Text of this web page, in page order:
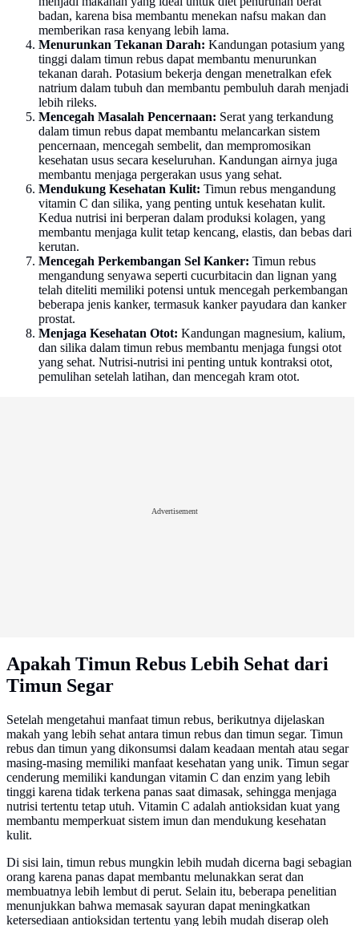
badan, karena bisa membantu menekan nafsu makan dan
memberikan rasa kenyang lebih lama.
Menurunkan Tekanan Darah: Kandungan potasium yang
tinggi dalam timun rebus dapat membantu menurunkan
tekanan darah. Potasium bekerja dengan menetralkan efek
natrium dalam tubuh dan membantu pembuluh darah menjadi
lebih rileks.
Mencegah Masalah Pencernaan: Serat yang terkandung
dalam timun rebus dapat membantu melancarkan sistem
pencernaan, mencegah sembelit, dan mempromosikan
kesehatan usus secara keseluruhan. Kandungan airnya juga
membantu menjaga pergerakan usus yang sehat.
Mendukung Kesehatan Kulit: Timun rebus mengandung
vitamin C dan silika, yang penting untuk kesehatan kulit.
Kedua nutrisi ini berperan dalam produksi kolagen, yang
membantu menjaga kulit tetap kencang, elastis, dan bebas dari
kerutan.
Mencegah Perkembangan Sel Kanker: Timun rebus
mengandung senyawa seperti cucurbitacin dan lignan yang
telah diteliti memiliki potensi untuk mencegah perkembangan
beberapa jenis kanker, termasuk kanker payudara dan kanker
prostat.
Menjaga Kesehatan Otot: Kandungan magnesium, kalium,
dan silika dalam timun rebus membantu menjaga fungsi otot
yang sehat. Nutrisi-nutrisi ini penting untuk kontraksi otot,
pemulihan setelah latihan, dan mencegah kram otot.
Advertisement
Apakah Timun Rebus Lebih Sehat dari
Timun Segar
Setelah mengetahui manfaat timun rebus, berikutnya dijelaskan
makah yang lebih sehat antara timun rebus dan timun segar. Timun
rebus dan timun yang dikonsumsi dalam keadaan mentah atau segar
masing-masing memiliki manfaat kesehatan yang unik. Timun segar
cenderung memiliki kandungan vitamin C dan enzim yang lebih
tinggi karena tidak terkena panas saat dimasak, sehingga menjaga
nutrisi tertentu tetap utuh. Vitamin C adalah antioksidan kuat yang
membantu memperkuat sistem imun dan mendukung kesehatan
kulit.
Di sisi lain, timun rebus mungkin lebih mudah dicerna bagi sebagian
orang karena panas dapat membantu melunakkan serat dan
membuatnya lebih lembut di perut. Selain itu, beberapa penelitian
menunjukkan bahwa memasak sayuran dapat meningkatkan
ketersediaan antioksidan tertentu yang lebih mudah diserap oleh